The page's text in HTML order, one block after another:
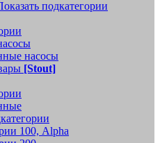
подкатегории
насосы
[Stout]
100, Alpha